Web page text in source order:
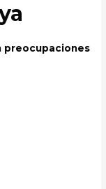
preocupaciones